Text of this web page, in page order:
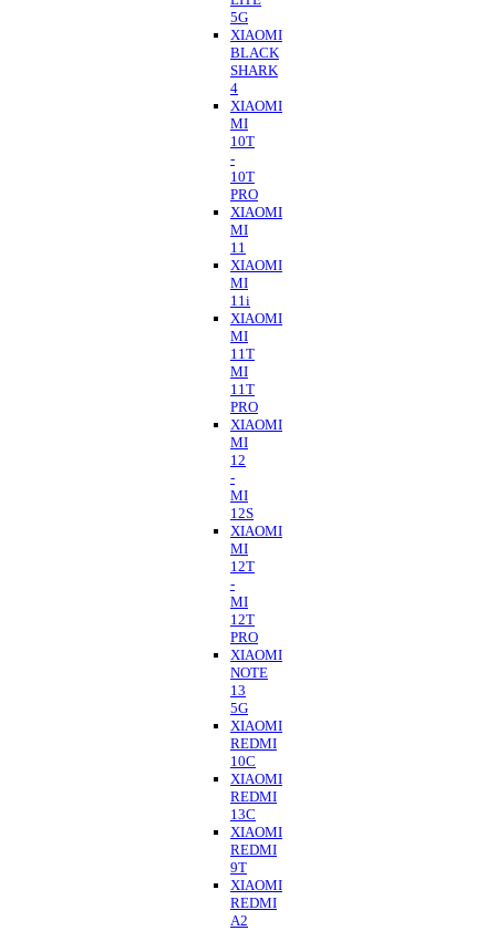
5G
XIAOMI
BLACK
SHARK
4
XIAOMI
MI
10T
-
10T
PRO
XIAOMI
MI
11
XIAOMI
MI
11i
XIAOMI
MI
11T
MI
11T
PRO
XIAOMI
MI
12
-
MI
12S
XIAOMI
MI
12T
-
MI
12T
PRO
XIAOMI
NOTE
13
5G
XIAOMI
REDMI
10C
XIAOMI
REDMI
13C
XIAOMI
REDMI
9T
XIAOMI
REDMI
A2